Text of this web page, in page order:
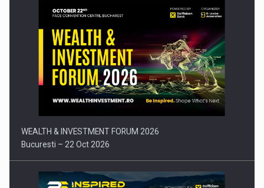
Comunicat de presa: Joburile part-time reincep sa intre pe…
WEALTH & INVESTMENT FORUM 2026
Bucuresti – 22 Oct 2026